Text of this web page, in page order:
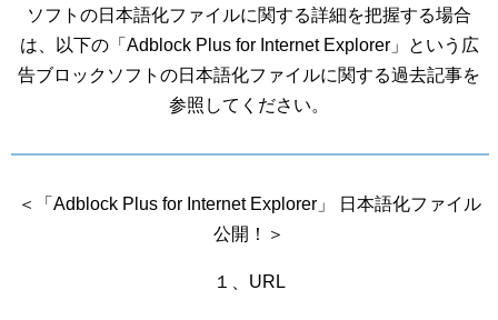
ソフトの日本語化ファイルに関する詳細を把握する場合
は、以下の「Adblock Plus for Internet Explorer」という広
告ブロックソフトの日本語化ファイルに関する過去記事を
参照してください。
＜「Adblock Plus for Internet Explorer」 日本語化ファイル
公開！＞
１、URL